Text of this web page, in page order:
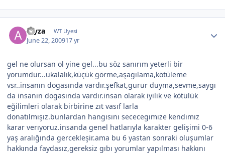
aryza WT Uyesi
June 22, 200917 yr
gel ne olursan ol yine gel...bu söz sanırım yeterli bir
yorumdur...ukalalık,küçük görme,aşagılama,kötüleme
vsr..insanın dogasında vardır.şefkat,gurur duyma,sevme,saygı
da insanın dogasında vardır.insan olarak iyilik ve kötülük
eğilimleri olarak birbirine zıt vasıf larla
donatılmışız.bunlardan hangısını sececegımıze kendımız
karar verıyoruz.insanda genel hatlarıyla karakter gelişimi 0-6
yaş aralığında gercekleşir.ama bu 6 yastan sonraki oluşumlar
hakkında faydasız,gereksiz gıbı yorumlar yapılması hakkını